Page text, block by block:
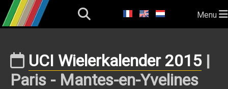
Menu
UCI Wielerkalender 2015|
Paris - Mantes-en-Yvelines